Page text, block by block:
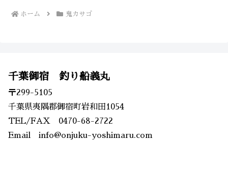
ホーム 鬼カサゴ
千葉御宿 釣り船義丸
〒299-5105
千葉県夷隅郡御宿町岩和田1054
TEL/FAX 0470-68-2722
Email info@onjuku-yoshimaru.com